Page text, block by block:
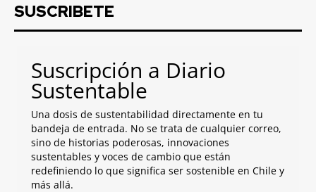
SUSCRIBETE
Suscripción a Diario
Sustentable
Una dosis de sustentabilidad directamente en tu
bandeja de entrada. No se trata de cualquier correo,
sino de historias poderosas, innovaciones
sustentables y voces de cambio que están
redefiniendo lo que significa ser sostenible en Chile y
más allá.